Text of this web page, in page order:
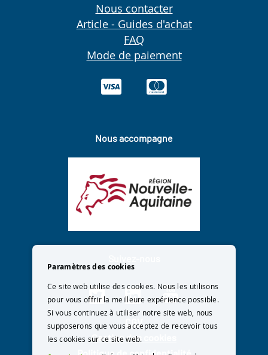
Nous contacter
Article - Guides d'achat
FAQ
Mode de paiement
Nous accompagne
CGV
Gestion des cookies
Paramètres des cookies
Ce site web utilise des cookies. Nous les utilisons
pour vous offrir la meilleure expérience possible.
Si vous continuez à utiliser notre site web, nous
supposerons que vous acceptez de recevoir tous
les cookies sur ce site web.